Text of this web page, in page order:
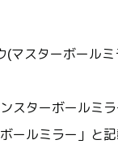
(マスターボールミ
スターボールミ
ールミラー」と記